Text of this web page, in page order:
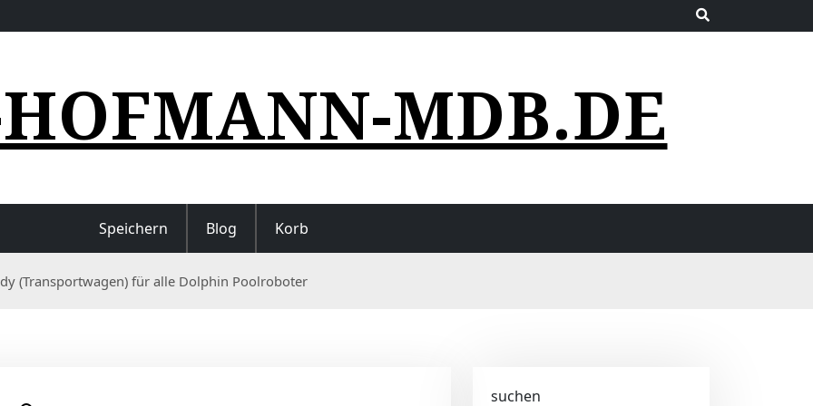
MDB.DE
Speichern Blog Korb
(Transportwagen) für alle Dolphin Poolroboter
suchen